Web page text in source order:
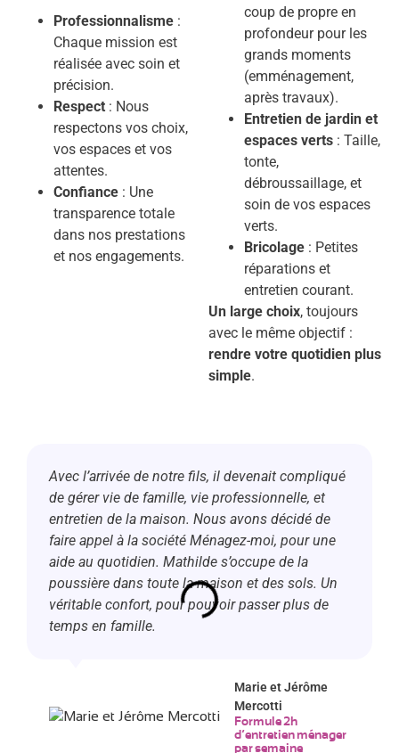
Professionnalisme :
Chaque mission est
réalisée avec soin et
précision.
Respect : Nous
respectons vos choix,
vos espaces et vos
attentes.
Confiance : Une
transparence totale
dans nos prestations
et nos engagements.
coup de propre en
profondeur pour les
grands moments
(emménagement,
après travaux).
Entretien de jardin et
espaces verts : Taille,
tonte,
débroussaillage, et
soin de vos espaces
verts.
Bricolage : Petites
réparations et
entretien courant.
Un large choix, toujours
avec le même objectif :
rendre votre quotidien plus
simple.
Avec l’arrivée de notre fils, il devenait compliqué
de gérer vie de famille, vie professionnelle, et
entretien de la maison. Nous avons décidé de
faire appel à la société Ménagez-moi, pour une
aide au quotidien. Mathilde s’occupe de la
poussière dans toute la maison et des sols. Un
véritable confort, pour pouvoir passer plus de
temps en famille.
Marie et Jérôme
Mercotti
Formule 2h
d’entretien ménager
par semaine